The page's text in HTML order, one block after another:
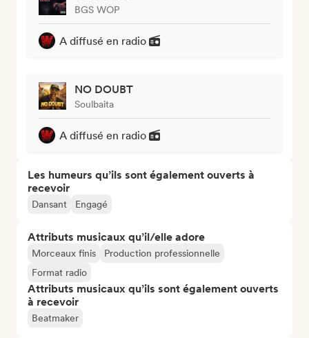
BGS WOP
A diffusé en radio
NO DOUBT
Soulbaita
A diffusé en radio
Les humeurs qu’ils sont également ouverts à
recevoir
Dansant Engagé
Attributs musicaux qu’il/elle adore
Morceaux finis
Production professionnelle
Format radio
Attributs musicaux qu’ils sont également ouverts
à recevoir
Beatmaker